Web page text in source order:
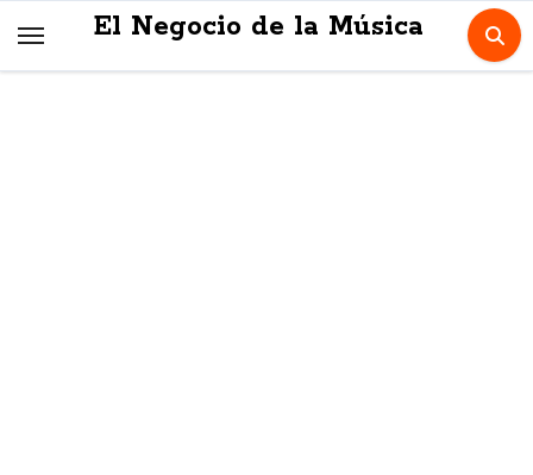
El Negocio de la Música